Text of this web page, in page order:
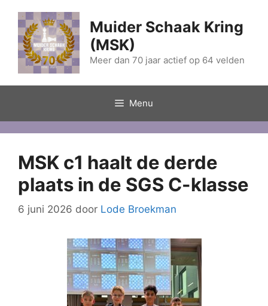
naar
inhoud
Muider Schaak Kring
(MSK)
Meer dan 70 jaar actief op 64 velden
Menu
MSK c1 haalt de derde
plaats in de SGS C-klasse
6 juni 2026 door Lode Broekman